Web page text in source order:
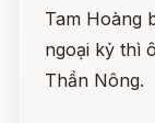
Tam Hoàng
ngoại kỷ thì
Thần Nông.